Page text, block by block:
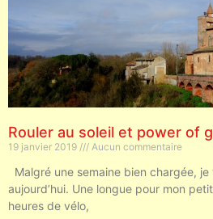
Rouler au soleil et power of
19 janvier 2019 Aucun commentaire
Malgré une semaine bien chargée,
aujourd’hui. Une longue pour mon
heures de vélo,